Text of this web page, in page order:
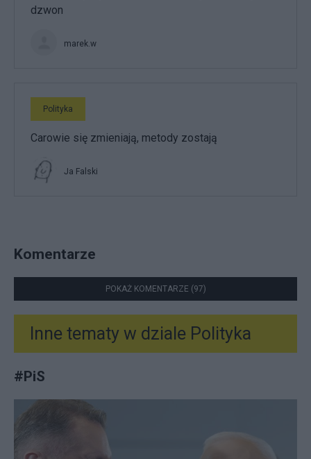
dzwon
marek.w
Polityka
Carowie się zmieniają, metody zostają
Ja Falski
Komentarze
POKAŻ KOMENTARZE (97)
Inne tematy w dziale Polityka
#PiS